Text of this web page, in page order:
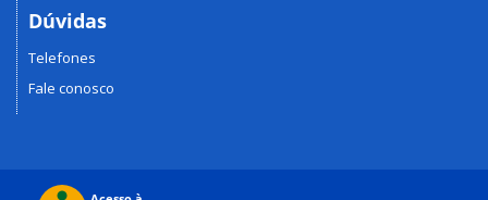
Dúvidas
Telefones
Fale conosco